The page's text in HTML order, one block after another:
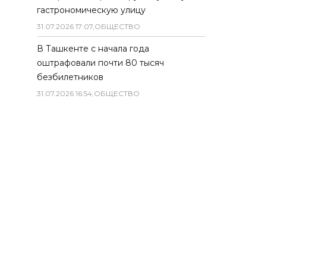
гастрономическую улицу
31.07.2026 17:07,ОБЩЕСТВО
В Ташкенте с начала года
оштрафовали почти 80 тысяч
безбилетников
31.07.2026 16:54,ОБЩЕСТВО